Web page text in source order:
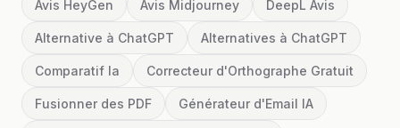
Avis HeyGen Avis Midjourney DeepL Avis
Alternative à ChatGPT Alternatives à ChatGPT
Comparatif Ia Correcteur d'Orthographe Gratuit
Fusionner des PDF Générateur d'Email IA